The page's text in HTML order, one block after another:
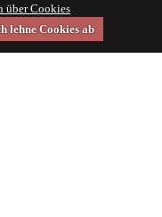
über Cookies
lehne Cookies ab